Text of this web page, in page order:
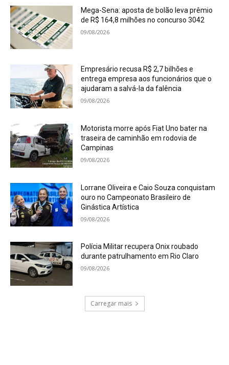
Mega-Sena: aposta de bolão leva prêmio
de R$ 164,8 milhões no concurso 3042
09/08/2026
Empresário recusa R$ 2,7 bilhões e
entrega empresa aos funcionários que o
ajudaram a salvá-la da falência
09/08/2026
Motorista morre após Fiat Uno bater na
traseira de caminhão em rodovia de
Campinas
09/08/2026
Lorrane Oliveira e Caio Souza conquistam
ouro no Campeonato Brasileiro de
Ginástica Artística
09/08/2026
Polícia Militar recupera Onix roubado
durante patrulhamento em Rio Claro
09/08/2026
Carregar mais